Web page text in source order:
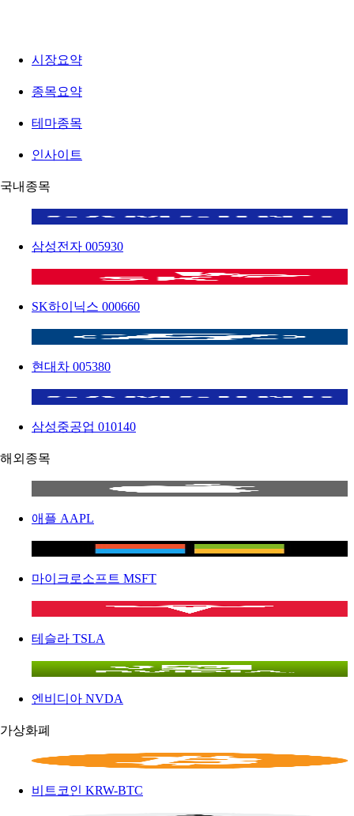
시장요약
종목요약
테마종목
인사이트
국내종목
삼성전자 005930
SK하이닉스 000660
현대차 005380
삼성중공업 010140
해외종목
애플 AAPL
마이크로소프트 MSFT
테슬라 TSLA
엔비디아 NVDA
가상화폐
비트코인 KRW-BTC